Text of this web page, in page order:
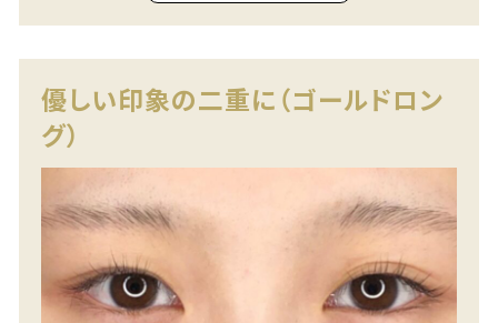
優しい印象の二重に（ゴールドロン
グ）